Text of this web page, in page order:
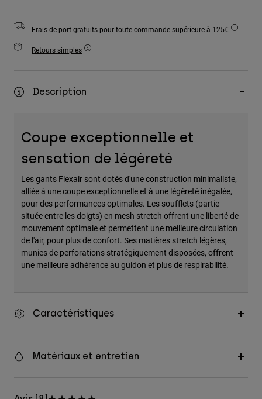
Tous les accessoires
Sacs et sacs à dos
Voir tout
Frais de port gratuits pour toute commande supérieure à 125€
Retours simples
Description
Coupe exceptionnelle et
sensation de légèreté
Les gants Flexair sont dotés d'une construction minimaliste,
alliée à une coupe exceptionnelle et à une légèreté inégalée,
pour des performances optimales. Les soufflets (partie
située entre les doigts) en mesh stretch offrent une liberté de
mouvement optimale et permettent une meilleure circulation
de l'air, pour plus de confort. Ses matières stretch légères,
munies de perforations stratégiquement disposées, offrent
une meilleure adhérence au guidon et plus de respirabilité.
Caractéristiques
Matériaux et entretien